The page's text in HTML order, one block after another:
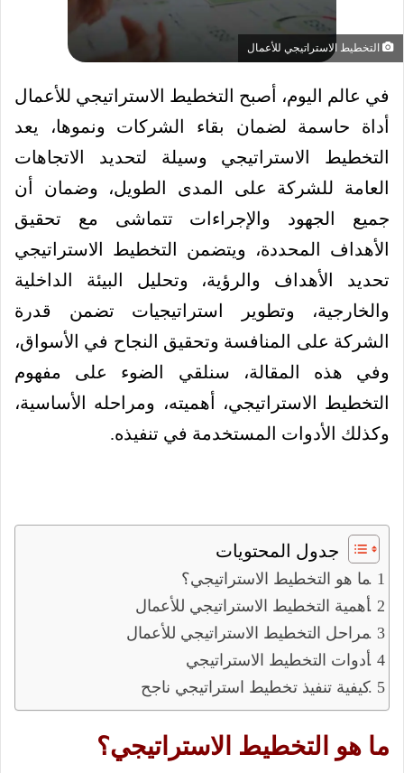
التخطيط الاستراتيجي للأعمال
في عالم اليوم، أصبح التخطيط الاستراتيجي للأعمال
أداة حاسمة لضمان بقاء الشركات ونموها، يعد
التخطيط الاستراتيجي وسيلة لتحديد الاتجاهات
العامة للشركة على المدى الطويل، وضمان أن
جميع الجهود والإجراءات تتماشى مع تحقيق
الأهداف المحددة، ويتضمن التخطيط الاستراتيجي
تحديد الأهداف والرؤية، وتحليل البيئة الداخلية
والخارجية، وتطوير استراتيجيات تضمن قدرة
الشركة على المنافسة وتحقيق النجاح في الأسواق،
وفي هذه المقالة، سنلقي الضوء على مفهوم
التخطيط الاستراتيجي، أهميته، ومراحله الأساسية،
وكذلك الأدوات المستخدمة في تنفيذه.
جدول المحتويات
ما هو التخطيط الاستراتيجي؟
أهمية التخطيط الاستراتيجي للأعمال
مراحل التخطيط الاستراتيجي للأعمال
أدوات التخطيط الاستراتيجي
كيفية تنفيذ تخطيط استراتيجي ناجح
ما هو التخطيط الاستراتيجي؟